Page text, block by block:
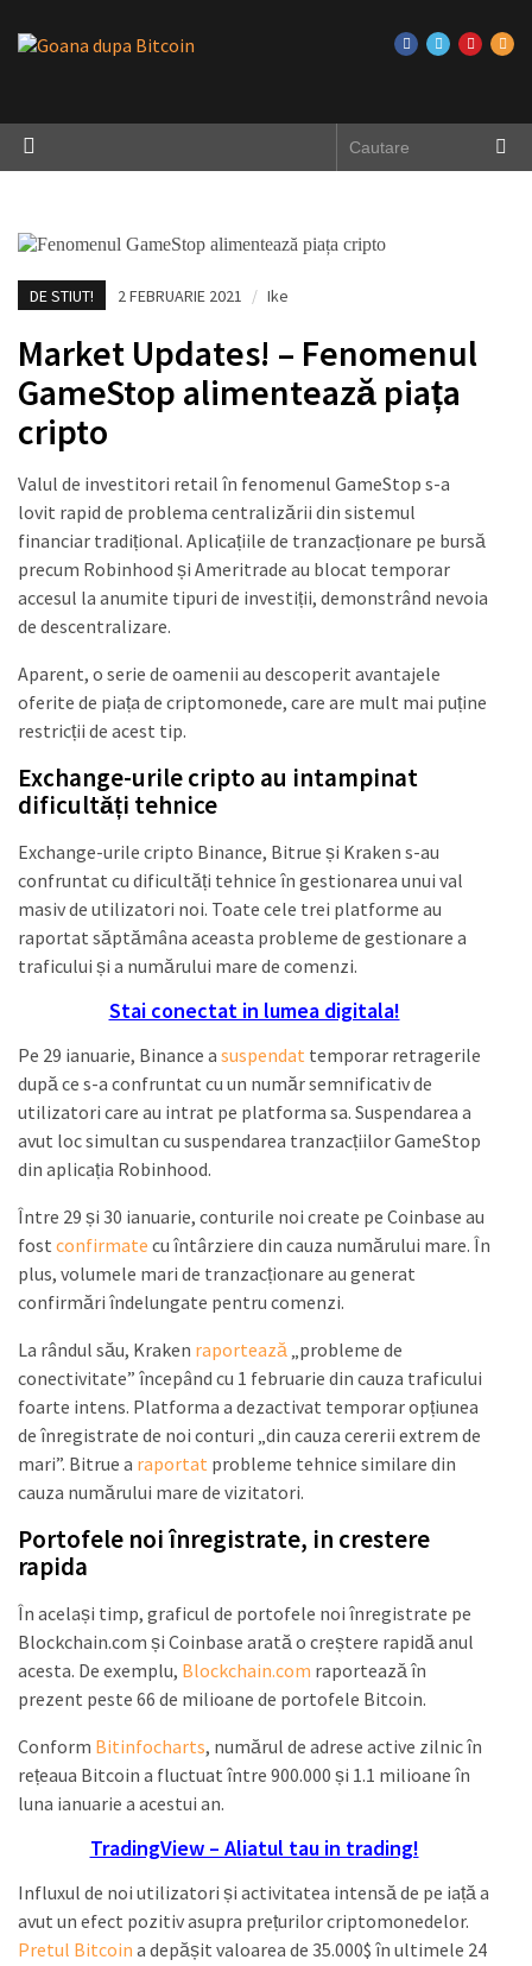
DE STIUT! 2 FEBRUARIE 2021 / Ike
Market Updates! – Fenomenul
GameStop alimentează piața
cripto
Valul de investitori retail în fenomenul GameStop s-a
lovit rapid de problema centralizării din sistemul
financiar tradițional. Aplicațiile de tranzacționare pe bursă
precum Robinhood și Ameritrade au blocat temporar
accesul la anumite tipuri de investiții, demonstrând nevoia
de descentralizare.
Aparent, o serie de oamenii au descoperit avantajele
oferite de piața de criptomonede, care are mult mai puține
restricții de acest tip.
Exchange-urile cripto au intampinat
dificultăți tehnice
Exchange-urile cripto Binance, Bitrue și Kraken s-au
confruntat cu dificultăți tehnice în gestionarea unui val
masiv de utilizatori noi. Toate cele trei platforme au
raportat săptămâna aceasta probleme de gestionare a
traficului și a numărului mare de comenzi.
Stai conectat in lumea digitala!
Pe 29 ianuarie, Binance a suspendat temporar retragerile
după ce s-a confruntat cu un număr semnificativ de
utilizatori care au intrat pe platforma sa. Suspendarea a
avut loc simultan cu suspendarea tranzacțiilor GameStop
din aplicația Robinhood.
Între 29 și 30 ianuarie, conturile noi create pe Coinbase au
fost confirmate cu întârziere din cauza numărului mare. În
plus, volumele mari de tranzacționare au generat
confirmări îndelungate pentru comenzi.
La rândul său, Kraken raportează „probleme de
conectivitate” începând cu 1 februarie din cauza traficului
foarte intens. Platforma a dezactivat temporar opțiunea
de înregistrate de noi conturi „din cauza cererii extrem de
mari”. Bitrue a raportat probleme tehnice similare din
cauza numărului mare de vizitatori.
Portofele noi înregistrate, in crestere
rapida
În același timp, graficul de portofele noi înregistrate pe
Blockchain.com și Coinbase arată o creștere rapidă anul
acesta. De exemplu, Blockchain.com raportează în
prezent peste 66 de milioane de portofele Bitcoin.
Conform Bitinfocharts, numărul de adrese active zilnic în
rețeaua Bitcoin a fluctuat între 900.000 și 1.1 milioane în
luna ianuarie a acestui an.
TradingView – Aliatul tau in trading!
Influxul de noi utilizatori și activitatea intensă de pe iață a
avut un efect pozitiv asupra prețurilor criptomonedelor.
Pretul Bitcoin a depășit valoarea de 35.000$ în ultimele 24